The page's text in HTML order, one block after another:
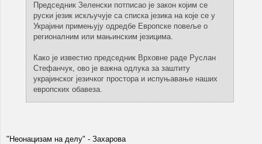
Председник Зеленски потписао је закон којим се
руски језик искључује са списка језика на које се у
Украјини примењују одредбе Европске повеље о
регионалним или мањинским језицима.
Како је известио председник Врховне раде Руслан
Стефанчук, ово је важна одлука за заштиту
украјинског језичког простора и испуњавање наших
европских обавеза.
"Неонацизам на делу" - Захарова